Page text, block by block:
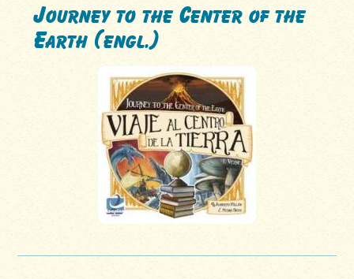
Journey to the Center of the
Earth (engl.)